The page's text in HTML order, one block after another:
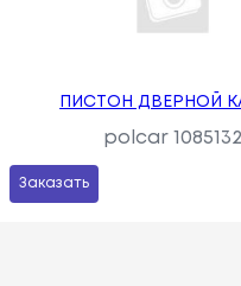
ПИСТОН ДВЕРНОЙ
polcar 1085132
Заказать